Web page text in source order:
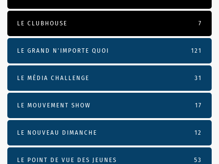
LE CLUBHOUSE 7
LE GRAND N’IMPORTE QUOI 121
LE MÉDIA CHALLENGE 31
LE MOUVEMENT SHOW 17
LE NOUVEAU DIMANCHE 12
LE POINT DE VUE DES JEUNES 53